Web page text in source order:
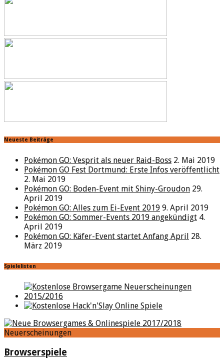
Neueste Beiträge
Pokémon GO: Vesprit als neuer Raid-Boss 2. Mai 2019
Pokémon GO Fest Dortmund: Erste Infos veröffentlicht
2. Mai 2019
Pokémon GO: Boden-Event mit Shiny-Groudon 29.
April 2019
Pokémon GO: Alles zum Ei-Event 2019 9. April 2019
Pokémon GO: Sommer-Events 2019 angekündigt 4.
April 2019
Pokémon GO: Käfer-Event startet Anfang April 28.
März 2019
Spielelisten
Neuerscheinungen
Browserspiele